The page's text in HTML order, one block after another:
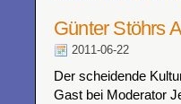
Günter Stöhrs
2011-06-22
Der scheidende
Gast bei Moderator